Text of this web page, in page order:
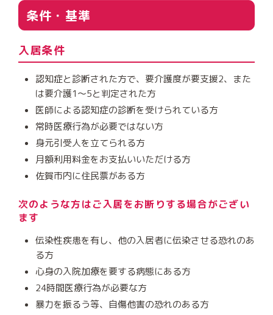
条件・基準
入居条件
認知症と診断された方で、要介護度が要支援2、また
は要介護1～5と判定された方
医師による認知症の診断を受けられている方
常時医療行為が必要ではない方
身元引受人を立てられる方
月額利用料金をお支払いいただける方
佐賀市内に住民票がある方
次のような方はご入居をお断りする場合がござい
ます
伝染性疾患を有し、他の入居者に伝染させる恐れのあ
る方
心身の入院加療を要する病態にある方
24時間医療行為が必要な方
暴力を振るう等、自傷他害の恐れのある方